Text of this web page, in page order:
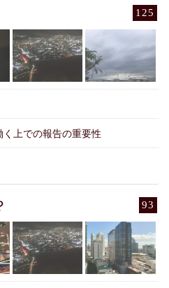
125
上での報告の重要性
93